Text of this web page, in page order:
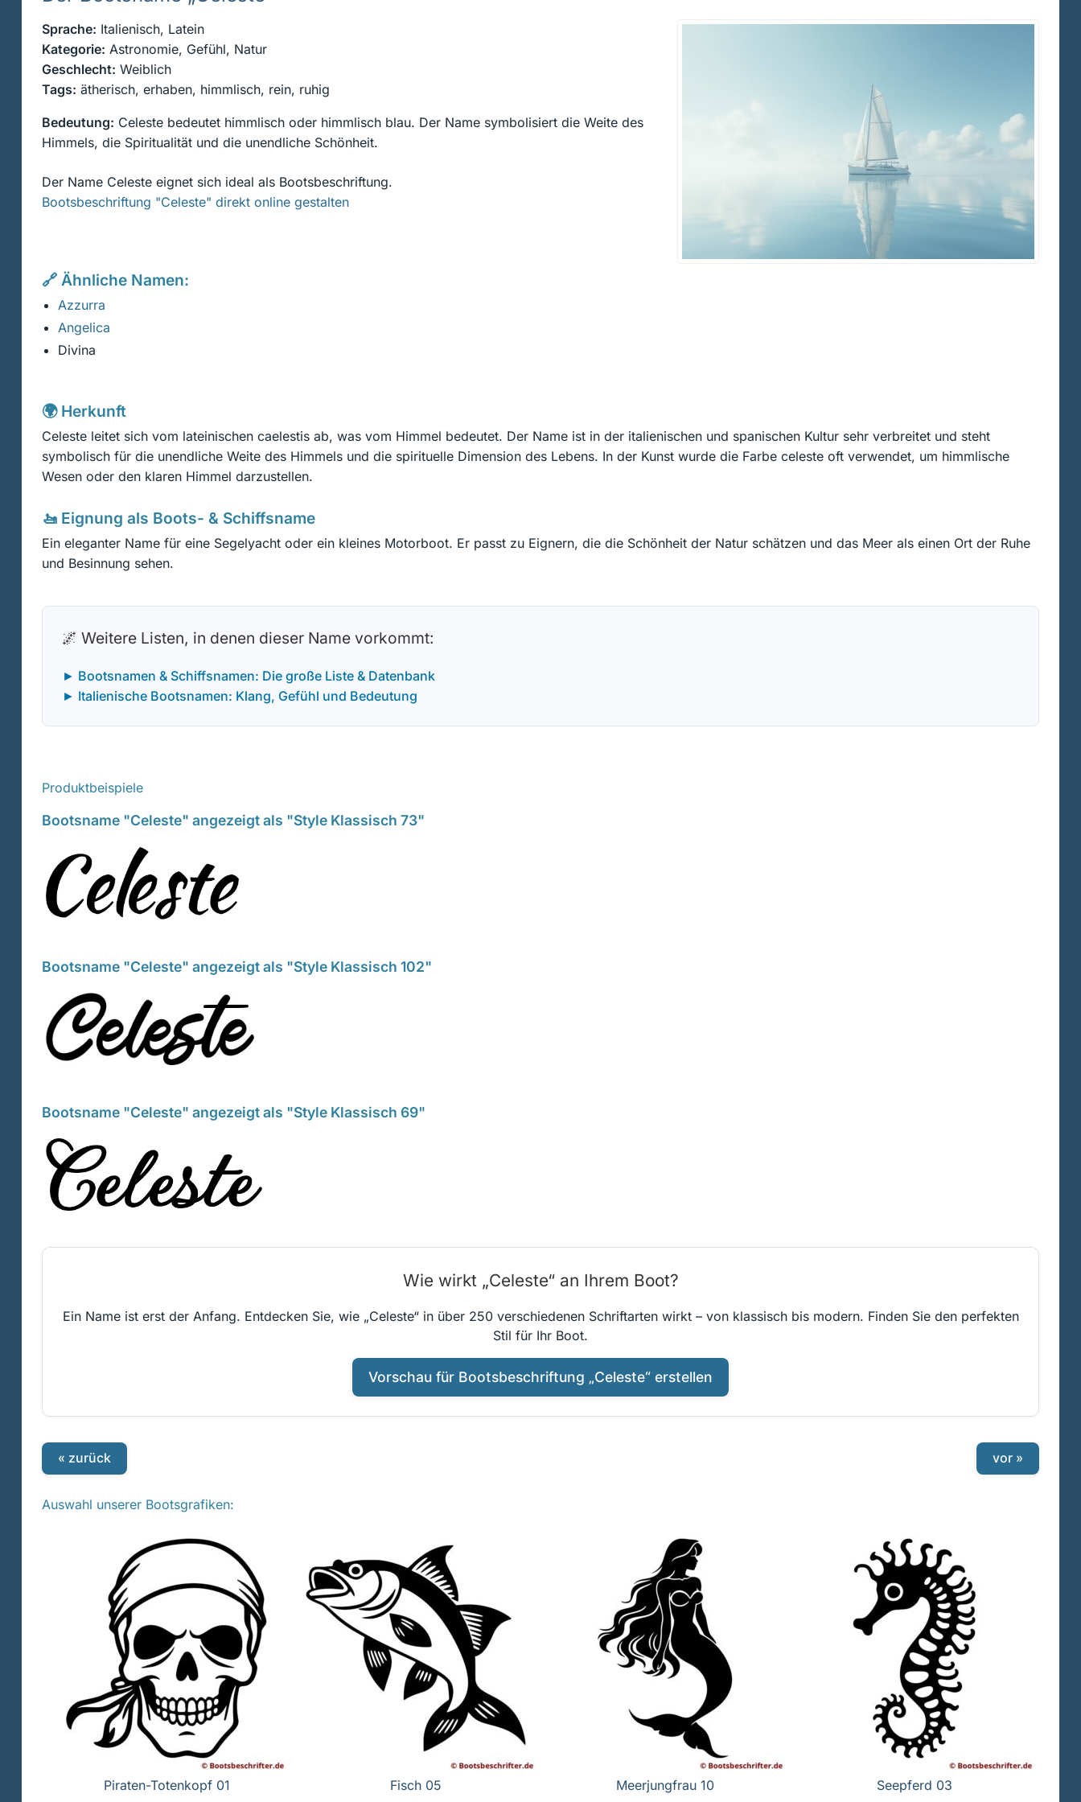
Sprache: Italienisch, Latein
Kategorie: Astronomie, Gefühl, Natur
Geschlecht: Weiblich
Tags: ätherisch, erhaben, himmlisch, rein, ruhig
Bedeutung: Celeste bedeutet himmlisch oder himmlisch blau. Der Name symbolisiert die Weite des
Himmels, die Spiritualität und die unendliche Schönheit.
Der Name Celeste eignet sich ideal als Bootsbeschriftung.
Bootsbeschriftung "Celeste" direkt online gestalten
🔗 Ähnliche Namen:
Azzurra
Angelica
Divina
🌍 Herkunft
Celeste leitet sich vom lateinischen caelestis ab, was vom Himmel bedeutet. Der Name ist in der italienischen und spanischen Kultur sehr verbreitet und steht
symbolisch für die unendliche Weite des Himmels und die spirituelle Dimension des Lebens. In der Kunst wurde die Farbe celeste oft verwendet, um himmlische
Wesen oder den klaren Himmel darzustellen.
🚤 Eignung als Boots- & Schiffsname
Ein eleganter Name für eine Segelyacht oder ein kleines Motorboot. Er passt zu Eignern, die die Schönheit der Natur schätzen und das Meer als einen Ort der Ruhe
und Besinnung sehen.
🌌 Weitere Listen, in denen dieser Name vorkommt:
► Bootsnamen & Schiffsnamen: Die große Liste & Datenbank
► Italienische Bootsnamen: Klang, Gefühl und Bedeutung
Produktbeispiele
Bootsname "Celeste" angezeigt als "Style Klassisch 73"
Bootsname "Celeste" angezeigt als "Style Klassisch 102"
Bootsname "Celeste" angezeigt als "Style Klassisch 69"
Wie wirkt „Celeste“ an Ihrem Boot?
Ein Name ist erst der Anfang. Entdecken Sie, wie „Celeste“ in über 250 verschiedenen Schriftarten wirkt – von klassisch bis modern. Finden Sie den perfekten
Stil für Ihr Boot.
Vorschau für Bootsbeschriftung „Celeste“ erstellen
« zurück vor »
Auswahl unserer Bootsgrafiken:
Piraten-Totenkopf 01
Fisch 05
Meerjungfrau 10
Seepferd 03